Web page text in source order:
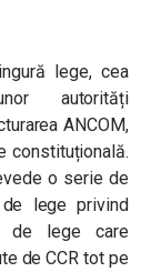
lege, cea
autorități
ANCOM,
constituțională.
o serie de
lege privind
de lege care
de CCR tot pe